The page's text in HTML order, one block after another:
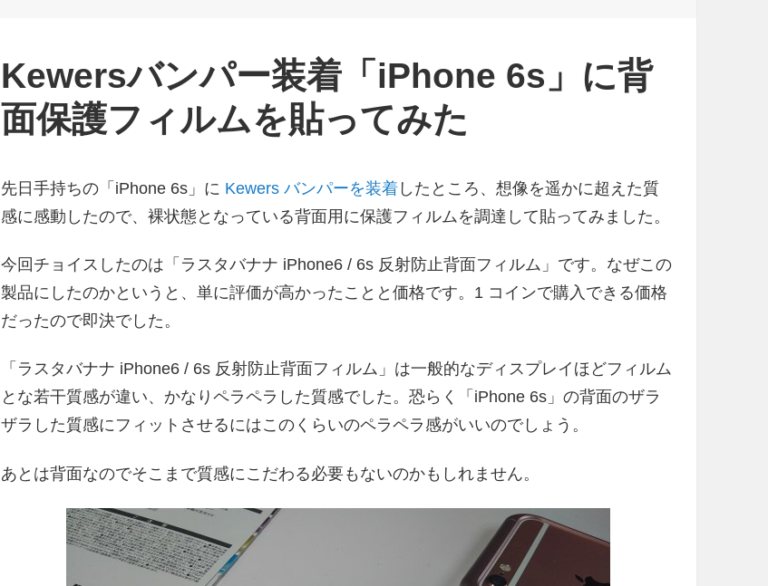
リ
ー
Kewersバンパー装着「iPhone 6s」に背
面保護フィルムを貼ってみた
先日手持ちの「iPhone 6s」に Kewers バンパーを装着 したところ、想像を遥かに超えた質
感に感動したので、裸状態となっている背面用に保護フィルムを調達して貼ってみました。
今回チョイスしたのは「ラスタバナナ iPhone6 / 6s 反射防止背面フィルム」です。なぜこの
製品にしたのかというと、単に評価が高かったことと価格です。1 コインで購入できる価格
だったので即決でした。
「ラスタバナナ iPhone6 / 6s 反射防止背面フィルム」は一般的なディスプレイほどフィルム
とな若干質感が違い、かなりペラペラした質感でした。恐らく「iPhone 6s」の背面のザラ
ザラした質感にフィットさせるにはこのくらいのペラペラ感がいいのでしょう。
あとは背面なのでそこまで質感にこだわる必要もないのかもしれません。